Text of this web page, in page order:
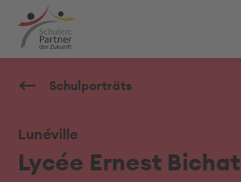
Schulporträts
Lunéville
Lycée Ernest Bichat